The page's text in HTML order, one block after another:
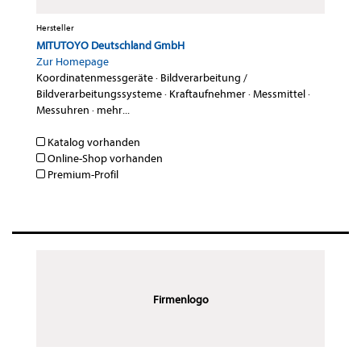
Hersteller
MITUTOYO Deutschland GmbH
Zur Homepage
Koordinatenmessgeräte· Bildverarbeitung /
Bildverarbeitungssysteme· Kraftaufnehmer·Messmittel·
Messuhren · mehr...
Katalog vorhanden
Online-Shop vorhanden
Premium-Profil
Firmenlogo